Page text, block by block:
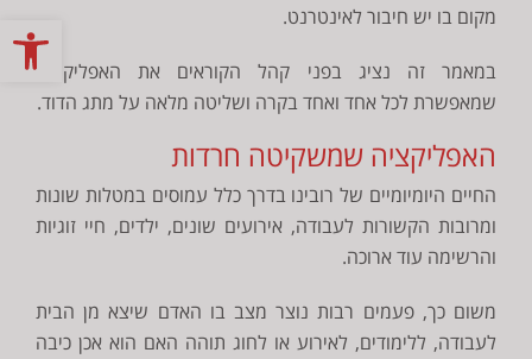
מקום בו יש חיבור לאינטרנט.
במאמר זה נציג בפני קהל הקוראים את האפליקציה
שמאפשרת לכל אחד ואחד בקרה ושליטה מלאה על מתג הדוד.
האפליקציה שמשקיטה חרדות
החיים היומיומיים של רובינו בדרך כלל עמוסים במטלות שונות
ומרובות הקשורות לעבודה, אירועים שונים, ילדים, חיי זוגיות
והרשימה עוד ארוכה.
משום כך, פעמים רבות נוצר מצב בו האדם שיצא מן הבית
לעבודה, ללימודים, לאירוע או לחוג תוהה האם הוא אכן כיבה